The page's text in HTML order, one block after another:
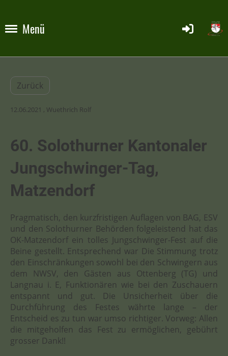
Menü
Zurück
12.06.2021 , Wuethrich Rolf
60. Solothurner Kantonaler
Jungschwinger-Tag,
Matzendorf
Pragmatisch, den kurzfristigen Auflagen von BAG, ESV
und den Solothurner Behörden folgeleistend hat das
OK-Matzendorf ein tolles Jungschwinger-Fest auf die
Beine gestellt. Entsprechend war Die Stimmung trotz
den Einschränkungen sowohl bei den Schwingern aus
dem NWSV, den Gästen aus Ottenberg (TG) und
Langnau i. E, Funktionären wie bei den Zuschauern
entspannt und gut. Die Unsicherheit über die
Durchführung des Festes währte lange – der
Entscheid es zu tun war umso richtiger. Vorweg: Allen
die mitgeholfen das Fest zu ermöglichen, gebührt
grosser Dank!!